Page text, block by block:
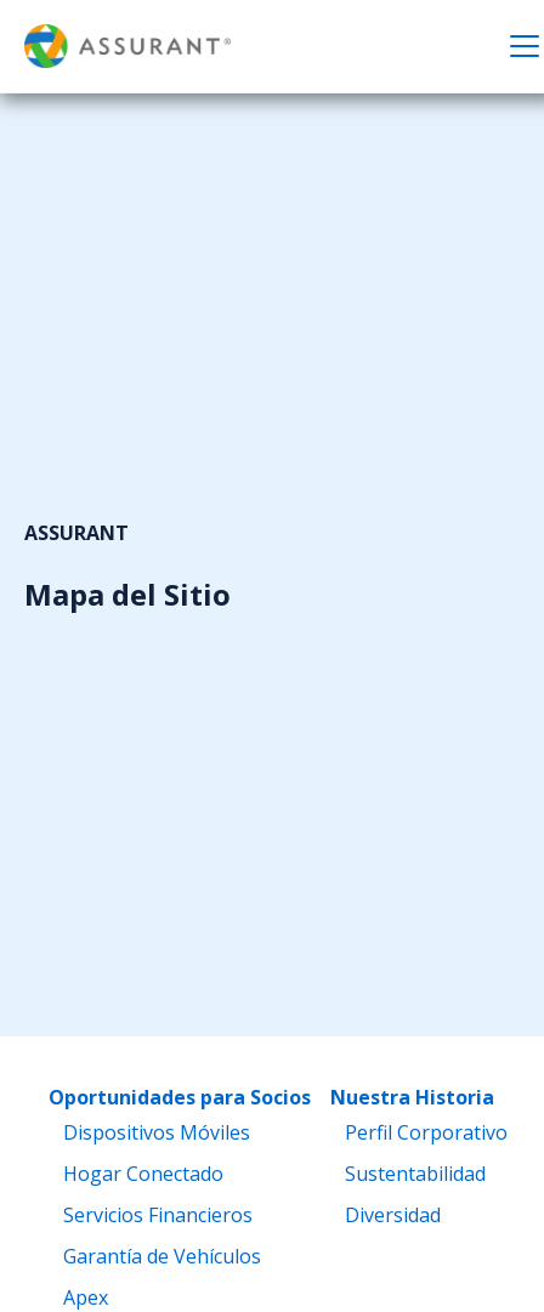
ASSURANT
Mapa del Sitio
Oportunidades para Socios
Dispositivos Móviles
Hogar Conectado
Servicios Financieros
Garantía de Vehículos
Apex
Nuestra Historia
Perfil Corporativo
Sustentabilidad
Diversidad